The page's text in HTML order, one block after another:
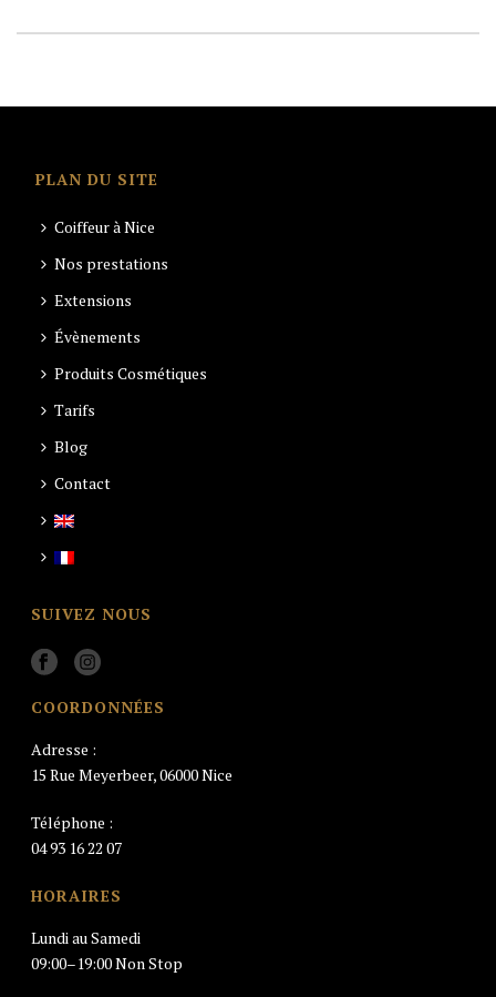
PLAN DU SITE
Coiffeur à Nice
Nos prestations
Extensions
Évènements
Produits Cosmétiques
Tarifs
Blog
Contact
SUIVEZ NOUS
COORDONNÉES
Adresse :
15 Rue Meyerbeer, 06000 Nice
Téléphone :
04 93 16 22 07
HORAIRES
Lundi au Samedi
09:00–19:00 Non Stop